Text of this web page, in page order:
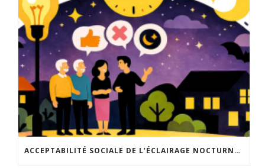
ACCEPTABILITÉ SOCIALE DE L’ÉCLAIRAGE NOCTURNE : LE REPLAY EST DISPONIBLE